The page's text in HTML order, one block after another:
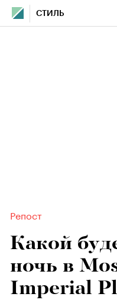
СТИЛЬ
Репост
Какой
ночь в
Imperial